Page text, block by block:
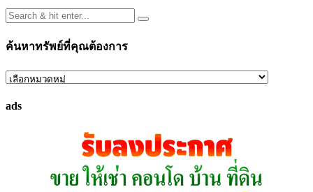
ค้นหาทรัพย์ที่คุณต้องการ
ค้นหา
ที่
ads